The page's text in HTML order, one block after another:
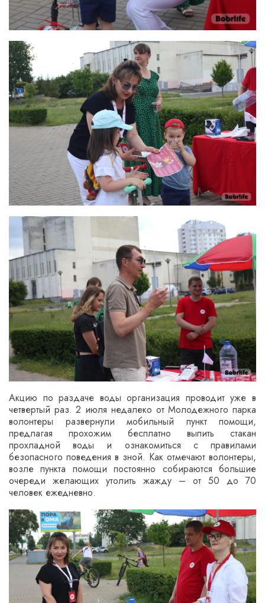
Акцию по раздаче воды организация проводит уже в
четвертый раз. 2 июля недалеко от Молодежного парка
волонтеры развернули мобильный пункт помощи,
предлагая прохожим бесплатно выпить стакан
прохладной воды и ознакомиться с правилами
безопасного поведения в зной. Как отмечают волонтеры,
возле пункта помощи постоянно собираются большие
очереди желающих утолить жажду – от 50 до 70
человек ежедневно.